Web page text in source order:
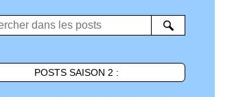
POSTS SAISON 2 :